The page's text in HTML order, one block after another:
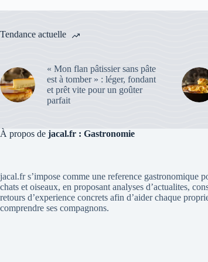
Tendance actuelle
« Mon flan pâtissier sans pâte
est à tomber » : léger, fondant
et prêt vite pour un goûter
parfait
À propos de jacal.fr : Gastronomie
jacal.fr s’impose comme une reference gastronomique
chats et oiseaux, en proposant analyses d’actualites,
retours d’experience concrets afin d’aider chaque
comprendre ses compagnons.